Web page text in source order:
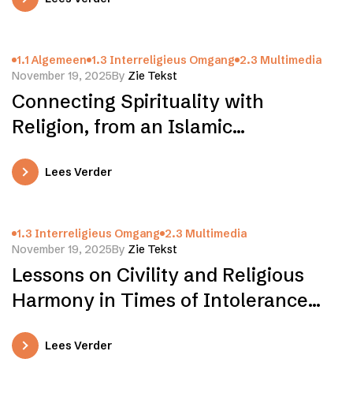
1.1 Algemeen 1.3 Interreligieus Omgang 2.3 Multimedia
November 19, 2025By Zie Tekst
Connecting Spirituality with
Religion, from an Islamic
Lees Verder
1.3 Interreligieus Omgang 2.3 Multimedia
November 19, 2025By Zie Tekst
Lessons on Civility and Religious
Harmony in Times of Intolerance
Lees Verder